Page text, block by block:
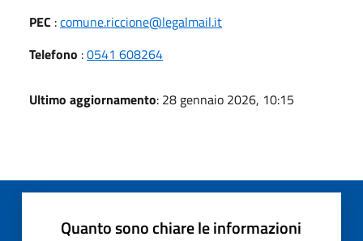
PEC :comune.riccione@legalmail.it
Telefono :0541 608264
Ultimo aggiornamento: 28 gennaio 2026, 10:15
Quanto sono chiare le informazioni